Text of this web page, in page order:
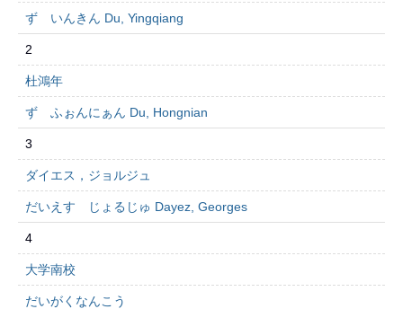
ず いんきん Du, Yingqiang
2
杜鴻年
ず ふぉんにぁん Du, Hongnian
3
ダイエス，ジョルジュ
だいえす じょるじゅ Dayez, Georges
4
大学南校
だいがくなんこう